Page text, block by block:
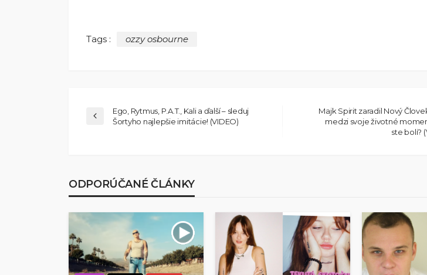
Tags : ozzy osbourne
Ego, Rytmus, P.A.T., Kali a ďalší – sleduj
Šortyho najlepšie imitácie! (VIDEO)
Majk Spirit zaradil Nový
medzi svoje životné
ste boli?
ODPORÚČANÉ ČLÁNKY